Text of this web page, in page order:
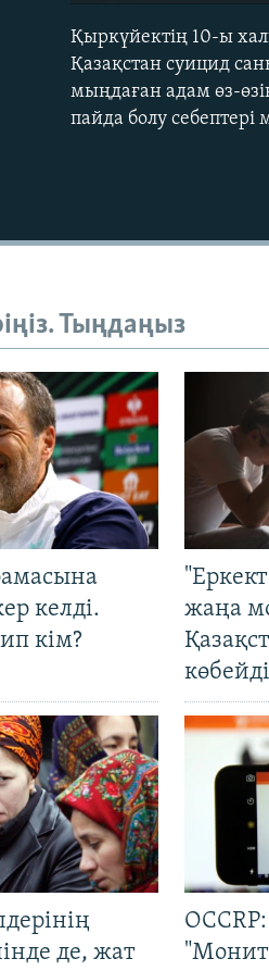
Қыркүйектің 10-ы
Қазақстан суицид
мыңдаған адам өз-
пайда болу
Тыңдаңыз
келді.
кім?
жаңа
де, жат